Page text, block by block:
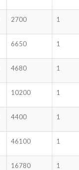
2700 1
6650 1
4680 1
10200 1
4400 1
46100 1
16780 1